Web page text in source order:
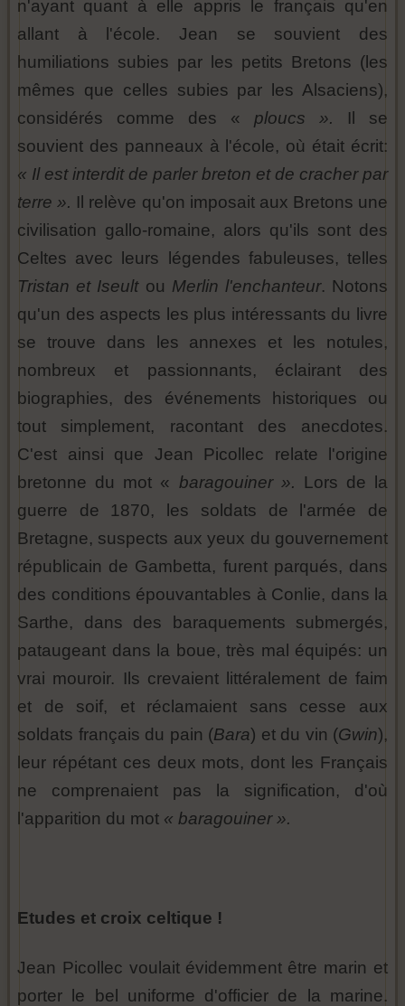
n'ayant quant à elle appris le français qu'en
allant à l'école. Jean se souvient des
humiliations subies par les petits Bretons (les
mêmes que celles subies par les Alsaciens),
considérés comme des « ploucs ». Il se
souvient des panneaux à l'école, où était écrit:
« Il est interdit de parler breton et de cracher par
terre ». Il relève qu'on imposait aux Bretons une
civilisation gallo-romaine, alors qu'ils sont des
Celtes avec leurs légendes fabuleuses, telles
Tristan et Iseult ou Merlin l'enchanteur. Notons
qu'un des aspects les plus intéressants du livre
se trouve dans les annexes et les notules,
nombreux et passionnants, éclairant des
biographies, des événements historiques ou
tout simplement, racontant des anecdotes.
C'est ainsi que Jean Picollec relate l'origine
bretonne du mot « baragouiner ».
Lors de la
guerre de 1870, les soldats de l'armée de
Bretagne, suspects aux yeux du gouvernement
républicain de Gambetta, furent parqués, dans
des conditions épouvantables à Conlie, dans la
Sarthe, dans des baraquements submergés,
pataugeant dans la boue, très mal équipés: un
vrai mouroir. Ils crevaient littéralement de faim
et de soif, et réclamaient sans cesse aux
soldats français du pain (Bara) et du vin (Gwin),
leur répétant ces deux mots, dont les Français
ne comprenaient pas la signification, d'où
l'apparition du mot « baragouiner ».
Etudes et croix celtique !
Jean Picollec voulait évidemment être marin et
porter le bel uniforme d'officier de la marine.